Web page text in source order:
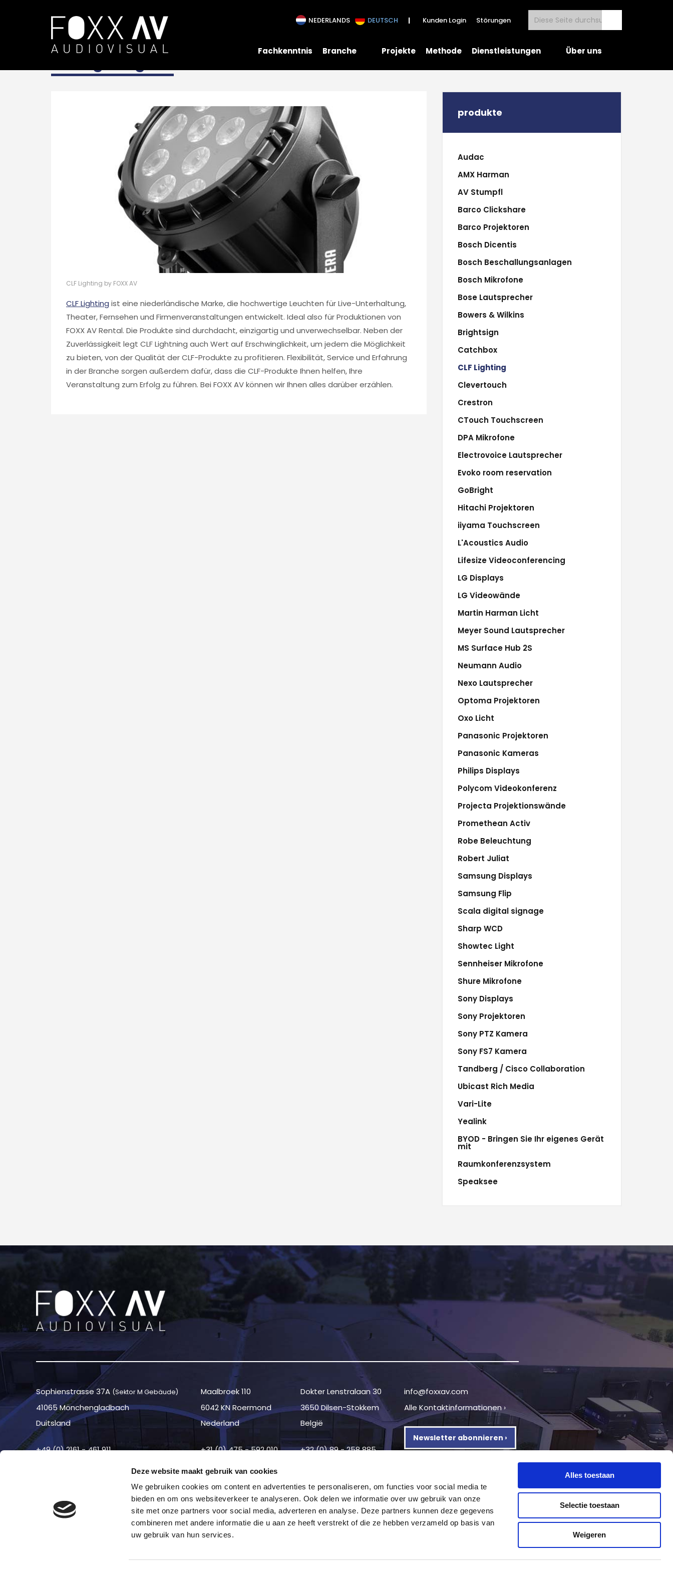
Deze website maakt gebruik van cookies
We gebruiken cookies om content en advertenties te personaliseren, om functies voor social media te
bieden en om ons websiteverkeer te analyseren. Ook delen we informatie over uw gebruik van onze
site met onze partners voor social media, adverteren en analyse. Deze partners kunnen deze gegevens
combineren met andere informatie die u aan ze heeft verstrekt of die ze hebben verzameld op basis van
uw gebruik van hun services.
Alles toestaan
Selectie toestaan
Weigeren
NEDERLANDS DEUTSCH Kunden Login Störungen
Fachkenntnis Branche Projekte Methode Dienstleistungen Über uns
DE Clf lighting
CLF Lighting by FOXX AV
CLF Lighting ist eine niederländische Marke, die hochwertige Leuchten für Live-Unterhaltung,
Theater, Fernsehen und Firmenveranstaltungen entwickelt. Ideal also für Produktionen von
FOXX AV Rental. Die Produkte sind durchdacht, einzigartig und unverwechselbar. Neben der
Zuverlässigkeit legt CLF Lightning auch Wert auf Erschwinglichkeit, um jedem die Möglichkeit
zu bieten, von der Qualität der CLF-Produkte zu profitieren. Flexibilität, Service und Erfahrung
in der Branche sorgen außerdem dafür, dass die CLF-Produkte Ihnen helfen, Ihre
Veranstaltung zum Erfolg zu führen. Bei FOXX AV können wir Ihnen alles darüber erzählen.
produkte
Audac
AMX Harman
AV Stumpfl
Barco Clickshare
Barco Projektoren
Bosch Dicentis
Bosch Beschallungsanlagen
Bosch Mikrofone
Bose Lautsprecher
Bowers & Wilkins
Brightsign
Catchbox
CLF Lighting
Clevertouch
Crestron
CTouch Touchscreen
DPA Mikrofone
Electrovoice Lautsprecher
Evoko room reservation
GoBright
Hitachi Projektoren
iiyama Touchscreen
L'Acoustics Audio
Lifesize Videoconferencing
LG Displays
LG Videowände
Martin Harman Licht
Meyer Sound Lautsprecher
MS Surface Hub 2S
Neumann Audio
Nexo Lautsprecher
Optoma Projektoren
Oxo Licht
Panasonic Projektoren
Panasonic Kameras
Philips Displays
Polycom Videokonferenz
Projecta Projektionswände
Promethean Activ
Robe Beleuchtung
Robert Juliat
Samsung Displays
Samsung Flip
Scala digital signage
Sharp WCD
Showtec Light
Sennheiser Mikrofone
Shure Mikrofone
Sony Displays
Sony Projektoren
Sony PTZ Kamera
Sony FS7 Kamera
Tandberg / Cisco Collaboration
Ubicast Rich Media
Vari-Lite
Yealink
BYOD - Bringen Sie Ihr eigenes Gerät
mit
Raumkonferenzsystem
Speaksee
Sophienstrasse 37A (Sektor M Gebäude)
41065 Mönchengladbach
Duitsland
+49 (0) 2161 - 461 911
Maalbroek 110
6042 KN Roermond
Nederland
+31 (0) 475 - 592 010
Dokter Lenstralaan 30
3650 Dilsen-Stokkem
België
+32 (0) 89 - 258 885
info@foxxav.com
Alle Kontaktinformationen ›
Newsletter abonnieren ›